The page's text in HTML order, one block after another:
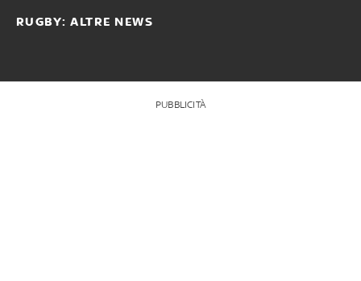
RUGBY: ALTRE NEWS
PUBBLICITÀ